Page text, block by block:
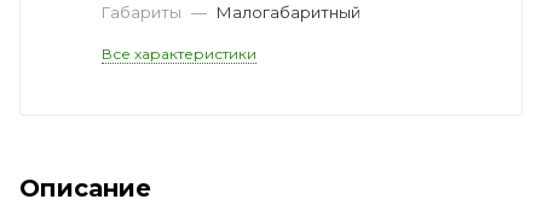
Габариты — Малогабаритный
Все характеристики
Описание